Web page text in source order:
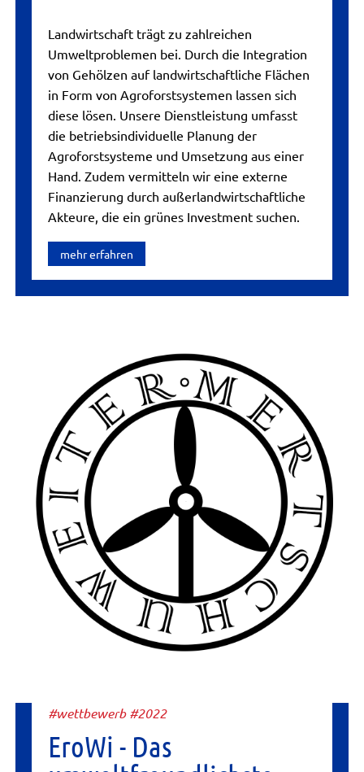
Landwirtschaft trägt zu zahlreichen
Umweltproblemen bei. Durch die Integration
von Gehölzen auf landwirtschaftliche Flächen
in Form von Agroforstsystemen lassen sich
diese lösen. Unsere Dienstleistung umfasst
die betriebsindividuelle Planung der
Agroforstsysteme und Umsetzung aus einer
Hand. Zudem vermitteln wir eine externe
Finanzierung durch außerlandwirtschaftliche
Akteure, die ein grünes Investment suchen.
mehr erfahren
#wettbewerb #2022
EroWi - Das